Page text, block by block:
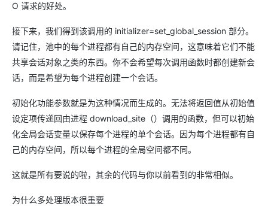
O 请求的好处。
接下来，我们得到该调用的 initializer=set_global_session 部分。
请记住，池中的每个进程都有自己的内存空间，这意味着它们不能
共享会话对象之类的东西。你不会希望每次调用函数时都创建新会
话，而是希望为每个进程创建一个会话。
初始化功能参数就是为这种情况而生成的。无法将返回值从初始值
设定项传递回由进程 download_site（）调用的函数，但可以初始
化全局会话变量以保存每个进程的单个会话。因为每个进程都有自
己的内存空间，所以每个进程的全局空间都不同。
这就是所有要说的啦，其余的代码与你以前看到的非常相似。
为什么多处理版本很重要